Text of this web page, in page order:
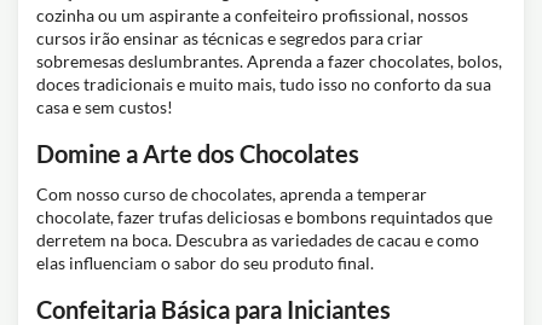
cozinha ou um aspirante a confeiteiro profissional, nossos
cursos irão ensinar as técnicas e segredos para criar
sobremesas deslumbrantes. Aprenda a fazer chocolates, bolos,
doces tradicionais e muito mais, tudo isso no conforto da sua
casa e sem custos!
Domine a Arte dos Chocolates
Com nosso curso de chocolates, aprenda a temperar
chocolate, fazer trufas deliciosas e bombons requintados que
derretem na boca. Descubra as variedades de cacau e como
elas influenciam o sabor do seu produto final.
Confeitaria Básica para Iniciantes